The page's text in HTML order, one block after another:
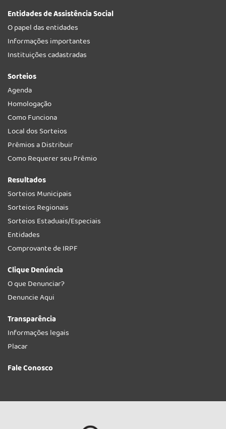
Entidades de Assistência Social
O papel das entidades
Informações importantes
Instituições cadastradas
Sorteios
Agenda
Homologação
Como Funciona
Local dos Sorteios
Prêmios a Distribuir
Como Requerer seu Prêmio
Resultados
Sorteios Municipais
Sorteios Regionais
Sorteios Estaduais/Especiais
Entidades
Comprovante de IRPF
Clique Denúncia
O que Denunciar?
Denuncie Aqui
Transparência
Informações legais
Placar
Fale Conosco